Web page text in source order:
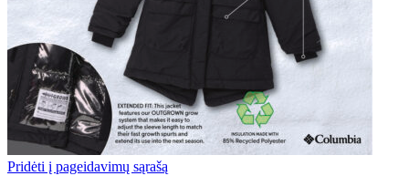
Pridėti į pageidavimų sąrašą